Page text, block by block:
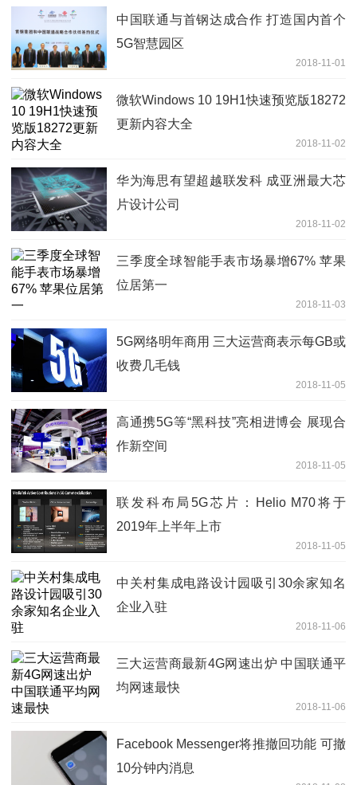
中国联通与首钢达成合作 打造国内首个
5G智慧园区
2018-11-01
微软Windows 10 19H1快速预览版18272
更新内容大全
2018-11-02
华为海思有望超越联发科 成亚洲最大芯
片设计公司
2018-11-02
三季度全球智能手表市场暴增67% 苹果
位居第一
2018-11-03
5G网络明年商用 三大运营商表示每GB或
收费几毛钱
2018-11-05
高通携5G等“黑科技”亮相进博会 展现合
作新空间
2018-11-05
联发科布局5G芯片：Helio M70将于
2019年上半年上市
2018-11-05
中关村集成电路设计园吸引30余家知名
企业入驻
2018-11-06
三大运营商最新4G网速出炉 中国联通平
均网速最快
2018-11-06
Facebook Messenger将推撤回功能 可撤
10分钟内消息